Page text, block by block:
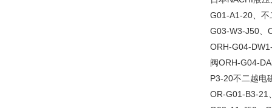
G01-A1-20、
G03-W3-J50、
ORH-G04-
阀ORH-G04-
P3-20不二越电
OR-G01-B3-21